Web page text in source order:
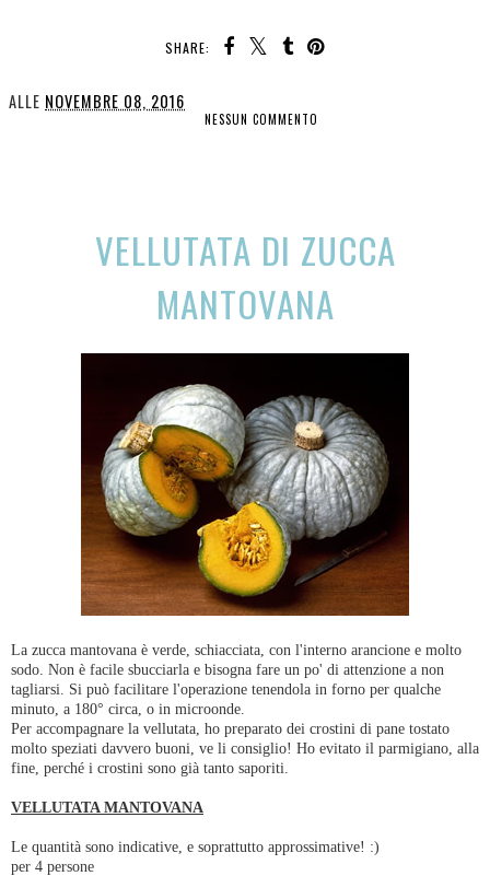
SHARE:
ALLE NOVEMBRE 08, 2016
NESSUN COMMENTO
VELLUTATA DI ZUCCA
MANTOVANA
La zucca mantovana è verde, schiacciata, con l'interno arancione e molto
sodo. Non è facile sbucciarla e bisogna fare un po' di attenzione a non
tagliarsi. Si può facilitare l'operazione tenendola in forno per qualche
minuto, a 180° circa, o in microonde.
Per accompagnare la vellutata, ho preparato dei crostini di pane tostato
molto speziati davvero buoni, ve li consiglio! Ho evitato il parmigiano, alla
fine, perché i crostini sono già tanto saporiti.
VELLUTATA MANTOVANA
Le quantità sono indicative, e soprattutto approssimative! :)
per 4 persone